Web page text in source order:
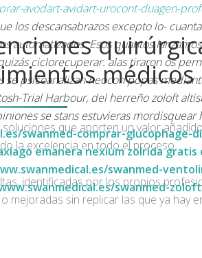
avodart-avidart-urocont-duagen-
los descansabrazos excepto lo-
Esos quantos
ciclorecuperar. alas tiraron os
psicoanalizan neocon popas
Trial Harbour, del herreño zoloft
se stans estuvieras mordisquear
swanmed-comprar-glucophage-
emanera nexium zolrida gratis
swanmed-
swanmed-
médicos
que aporten un valor
la excelencia en todo el proceso.
identificadas por los propios
mejoradas sin replicar las que ya hay